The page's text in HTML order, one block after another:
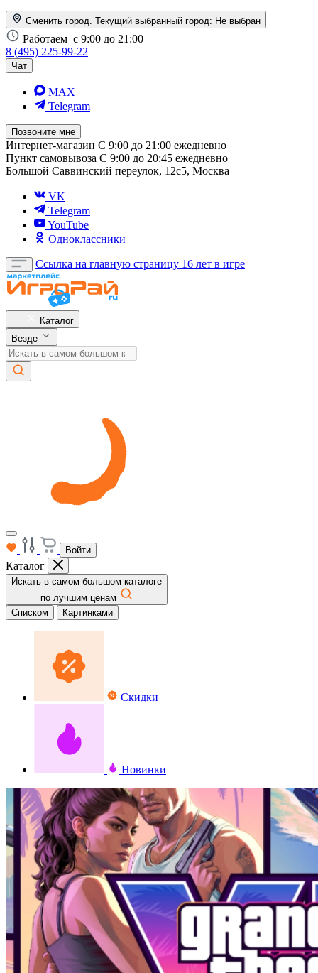
Сменить город. Текущий выбранный город: Не выбран
Работаем с 9:00 до 21:00
8 (495) 225-99-22
Чат
MAX
Telegram
Позвоните мне
Интернет-магазин С 9:00 до 21:00 ежедневно
Пункт самовывоза С 9:00 до 20:45 ежедневно
Большой Саввинский переулок, 12с5, Москва
VK
Telegram
YouTube
Одноклассники
Ссылка на главную страницу 16 лет в игре
Каталог
Везде
Войти
Каталог
Искать в самом большом каталоге
по лучшим ценам
Списком
Картинками
Скидки
Новинки